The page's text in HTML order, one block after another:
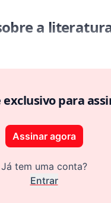
a
exclusivo para
Assinar agora
Já tem uma conta?
Entrar